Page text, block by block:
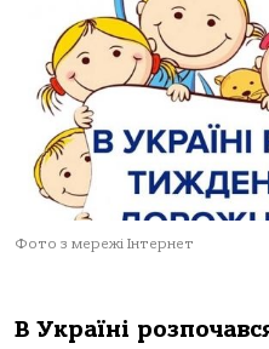
Фото з мережі Інтернет
В Україні